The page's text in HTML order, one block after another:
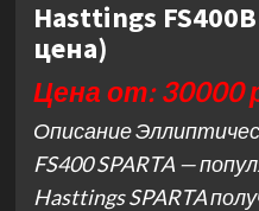
Hasttings
цена)
Цена от: 30000
Описание
FS400 SPARTA —
Hasttings SPARTA